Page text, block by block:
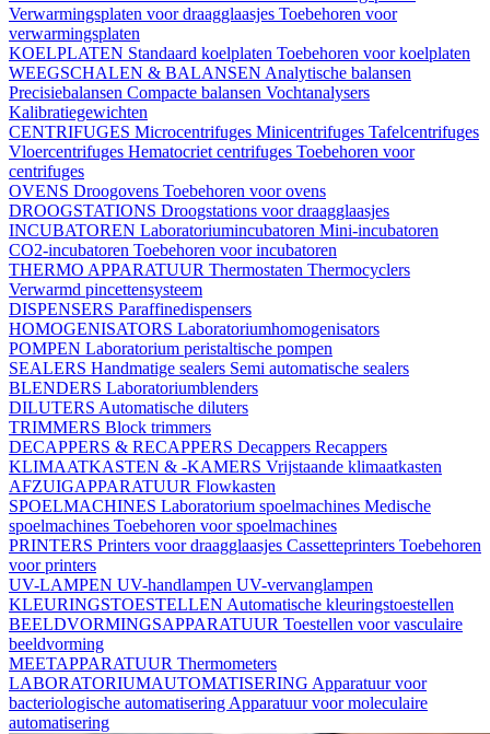
Verwarmingsplaten voor draagglaasjes Toebehoren voor
verwarmingsplaten
KOELPLATEN Standaard koelplaten Toebehoren voor koelplaten
WEEGSCHALEN & BALANSEN Analytische balansen
Precisiebalansen Compacte balansen Vochtanalysers
Kalibratiegewichten
CENTRIFUGES Microcentrifuges Minicentrifuges Tafelcentrifuges
Vloercentrifuges Hematocriet centrifuges Toebehoren voor
centrifuges
OVENS Droogovens Toebehoren voor ovens
DROOGSTATIONS Droogstations voor draagglaasjes
INCUBATOREN Laboratoriumincubatoren Mini-incubatoren
CO2-incubatoren Toebehoren voor incubatoren
THERMO APPARATUUR Thermostaten Thermocyclers
Verwarmd pincettensysteem
DISPENSERS Paraffinedispensers
HOMOGENISATORS Laboratoriumhomogenisators
POMPEN Laboratorium peristaltische pompen
SEALERS Handmatige sealers Semi automatische sealers
BLENDERS Laboratoriumblenders
DILUTERS Automatische diluters
TRIMMERS Block trimmers
DECAPPERS & RECAPPERS Decappers Recappers
KLIMAATKASTEN & -KAMERS Vrijstaande klimaatkasten
AFZUIGAPPARATUUR Flowkasten
SPOELMACHINES Laboratorium spoelmachines Medische
spoelmachines Toebehoren voor spoelmachines
PRINTERS Printers voor draagglaasjes Cassetteprinters Toebehoren
voor printers
UV-LAMPEN UV-handlampen UV-vervanglampen
KLEURINGSTOESTELLEN Automatische kleuringstoestellen
BEELDVORMINGSAPPARATUUR Toestellen voor vasculaire
beeldvorming
MEETAPPARATUUR Thermometers
LABORATORIUMAUTOMATISERING Apparatuur voor
bacteriologische automatisering Apparatuur voor moleculaire
automatisering